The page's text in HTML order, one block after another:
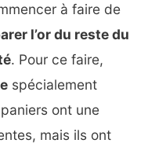
à faire de
l’or du reste du
. Pour ce faire,
spécialement
ont une
mais ils ont